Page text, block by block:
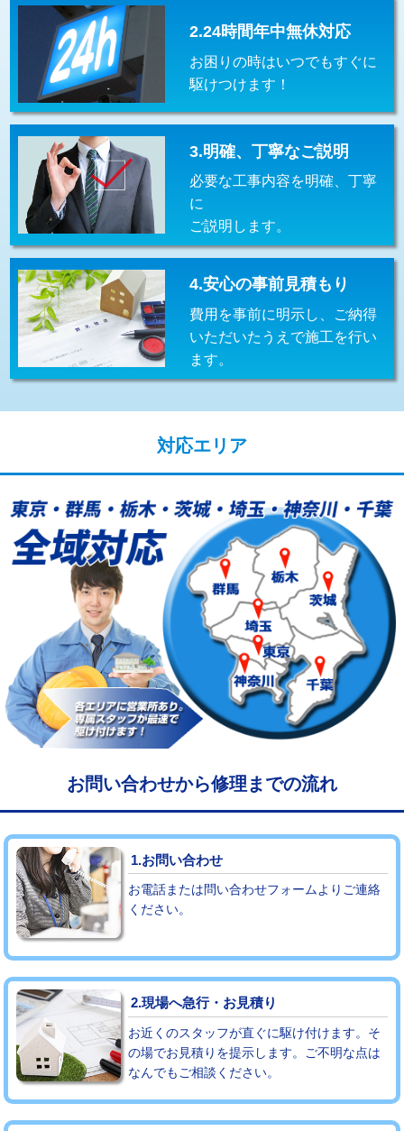
交換・取付(混合水栓（壁付・デッキ
式・ワンホール）)
16,500円+材料費
交換・取付(排水栓・排水トラップ
（P/S/ポップアップ））
22,000円+材料費
交換・取付（その他部品） 11,000円+材料費
持込商品取付（単水栓） 13,200円
持込商品取付（混合水栓） 16,500円
持込商品取付（浄水器・分岐水栓） 16,500円
給水管工事※（ホール加工) 16,500円
給水管工事※（バンド止め) 3,300円
給水管工事※（支持金具設置)
業)
給水管工事※（塩ビ管（VP・HI）使
用/3ｍまで)
33,000円
給水管工事※（塩ビ管（VP・HI）使
用（追加）/3ｍ超え)
+8,800円
給水管工事※（ライニング鋼管・銅
管・ポリ管・HT管使用/3ｍまで)
44,000円
給水管工事※（ライニング鋼管・銅
管・ポリ管・HT管使用/3ｍ超え)
+8,800円
マス交換（土の掘削・埋め戻し作業） 11,000円~
マス交換（深さ50㎝未満） 55,000円
マス交換（深さ50㎝以上） 66,000円
コンクリート斫り（厚さ10㎝まで）
コンクリート斫り（厚さ10㎝超え） 38,500円
モルタル補修（厚さ10㎝まで）
モルタル補修（厚さ10㎝超え） 38,500円
追加人工 16,500円
廃棄・処分 現場見積
※給水管工事は20mmまでの価格です。
2.24時間年中無休対応
お困りの時はいつでもすぐに
駆けつけます！
3.明確、丁寧なご説明
必要な工事内容を明確、丁寧
に
ご説明します。
4.安心の事前見積もり
費用を事前に明示し、ご納得
いただいたうえで施工を行い
ます。
対応エリア
お問い合わせから修理までの流れ
1.お問い合わせ
お電話または問い合わせフォームよりご連絡
ください。
2.現場へ急行・お見積り
お近くのスタッフが直ぐに駆け付けます。そ
の場でお見積りを提示します。ご不明な点は
なんでもご相談ください。